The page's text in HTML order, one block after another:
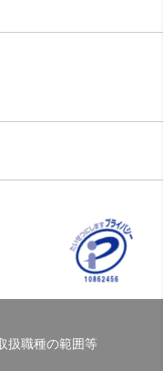
扱職種の範囲等